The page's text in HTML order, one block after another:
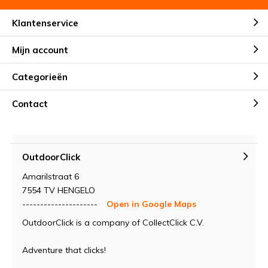
Klantenservice
Mijn account
Categorieën
Contact
OutdoorClick
Amarilstraat 6
7554 TV HENGELO
---------------------
Open in Google Maps
OutdoorClick is a company of CollectClick C.V.
Adventure that clicks!